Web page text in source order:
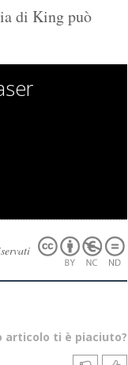
di King può
articolo ti è piaciuto?